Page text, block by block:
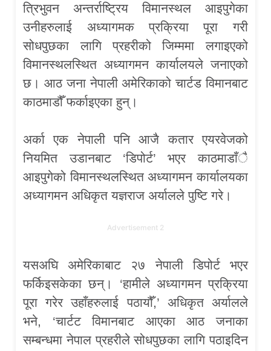
त्रिभुवन अन्तर्राष्ट्रिय विमानस्थल आइपुगेका
उनीहरुलाई अध्यागमक प्रक्रिया पूरा गरी
सोधपुछका लागि प्रहरीको जिम्ममा लगाइएको
विमानस्थलस्थित अध्यागमन कार्यालयले जनाएको
छ। आठ जना नेपाली अमेरिकाको चार्टड विमानबाट
काठमाडौँ फर्काइएका हुन्।
अर्का एक नेपाली पनि आजै कतार एयरवेजको
नियमित उडानबाट ‘डिपोर्ट’ भएर काठमाडाँै
आइपुगेको विमानस्थलस्थित अध्यागमन कार्यालयका
अध्यागमन अधिकृत यज्ञराज अर्यालले पुष्टि गरे।
Advertisement 2
यसअघि अमेरिकाबाट २७ नेपाली डिपोर्ट भएर
फर्किइसकेका छन्। ‘हामीले अध्यागमन प्रक्रिया
पूरा गरेर उहाँहरुलाई पठायौँ,’ अधिकृत अर्यालले
भने, ‘चार्टट विमानबाट आएका आठ जनाका
सम्बन्धमा नेपाल प्रहरीले सोधपुछका लागि पठाइदिन